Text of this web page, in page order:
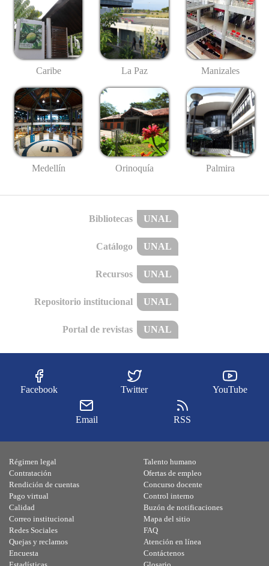
Caribe La Paz Manizales
Medellín Orinoquía Palmira
Bibliotecas UNAL
Catálogo UNAL
Recursos UNAL
Repositorio institucional UNAL
Portal de revistas UNAL
Facebook Twitter YouTube
Email RSS
Régimen legal
Contratación
Rendición de cuentas
Pago virtual
Calidad
Talento humano
Ofertas de empleo
Concurso docente
Control interno
Buzón de notificaciones
Correo institucional
Redes Sociales
Quejas y reclamos
Encuesta
Mapa del sitio
FAQ
Atención en línea
Contáctenos